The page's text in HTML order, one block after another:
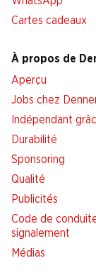
Cartes cadeaux
À propos de
Aperçu
Jobs chez
Indépendant
Durabilité
Sponsoring
Qualité
Publicités
Code de
signalement
Médias